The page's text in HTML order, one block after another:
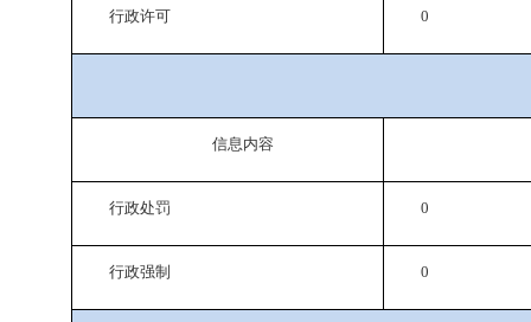
行政许可 0
信息内容
行政处罚 0
行政强制 0